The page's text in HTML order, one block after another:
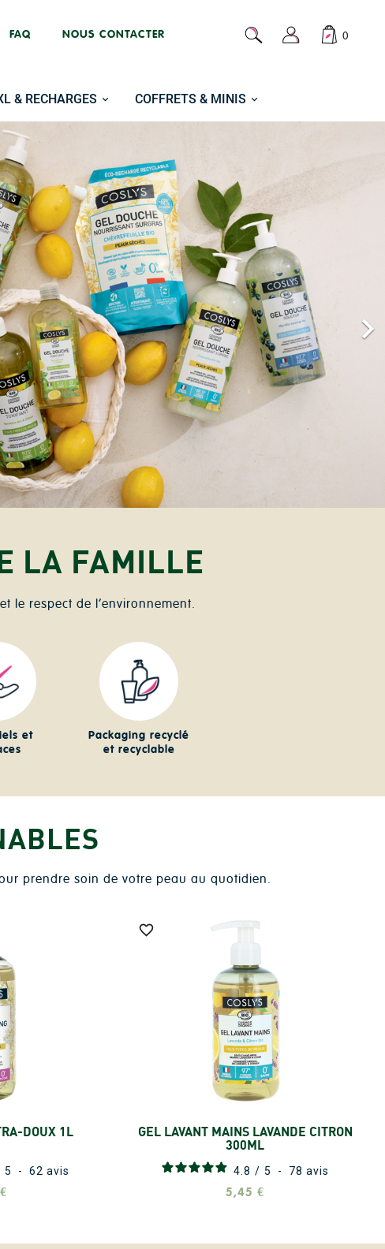
FAQ NOUS CONTACTER 0
& RECHARGES COFFRETS & MINIS
LA FAMILLE
le respect de l’environnement.
et
Packaging recyclé
et recyclable
prendre soin de votre peau au quotidien.
DOUX 1L
5 - 62 avis

GEL LAVANT MAINS LAVANDE CITRON
300ML
Ajouter
4.8 / 5 - 78 avis
5,45 €